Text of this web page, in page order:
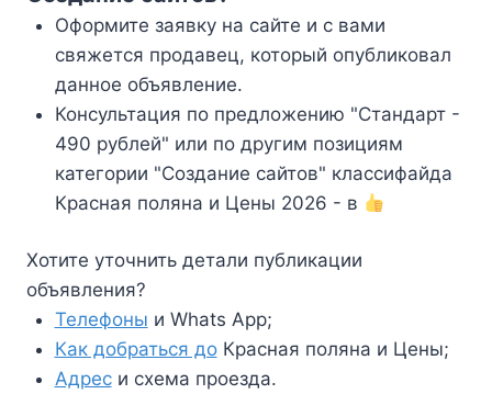
Оформите заявку на сайте и с вами
свяжется продавец, который опубликовал
данное объявление.
Консультация по предложению "Стандарт -
490 рублей" или по другим позициям
категории "Создание сайтов" классифайда
Красная поляна и Цены 2026 - в
Хотите уточнить детали публикации
объявления?
Телефоны и Whats App;
Как добраться доКрасная поляна и Цены;
Адреси схема проезда.